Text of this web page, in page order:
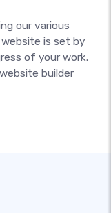
our various
website is set by
of your work.
builder